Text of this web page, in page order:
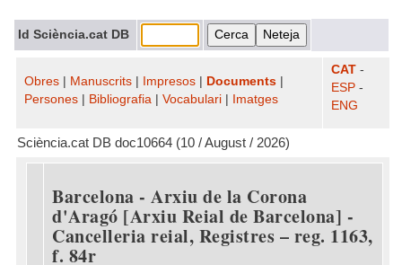
Id Sciència.cat DB
Obres Manuscrits Impresos Documents
Persones
Bibliografia Vocabulari Imatges
CAT -
ESP -
ENG
Sciència.cat DB doc10664 (10 / August / 2026)
Barcelona - Arxiu de la Corona
d'Aragó [Arxiu Reial de Barcelona] -
Cancelleria reial, Registres – reg. 1163,
f. 84r